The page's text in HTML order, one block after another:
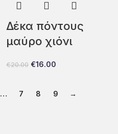
Δέκα πόντους
μαύρο χιόνι
€20.00 €16.00
… 7 8 9 →